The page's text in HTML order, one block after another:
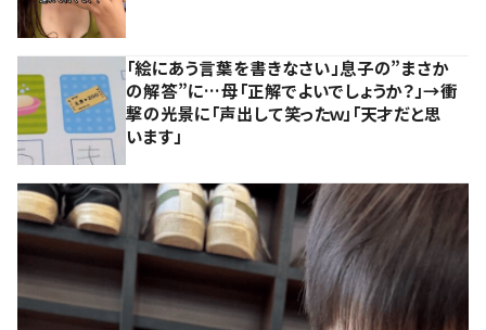
「絵にあう言葉を書きなさい」息子の”まさか
の解答”に…母「正解でよいでしょうか？」→衝
撃の光景に「声出して笑ったｗ」「天才だと思
います」